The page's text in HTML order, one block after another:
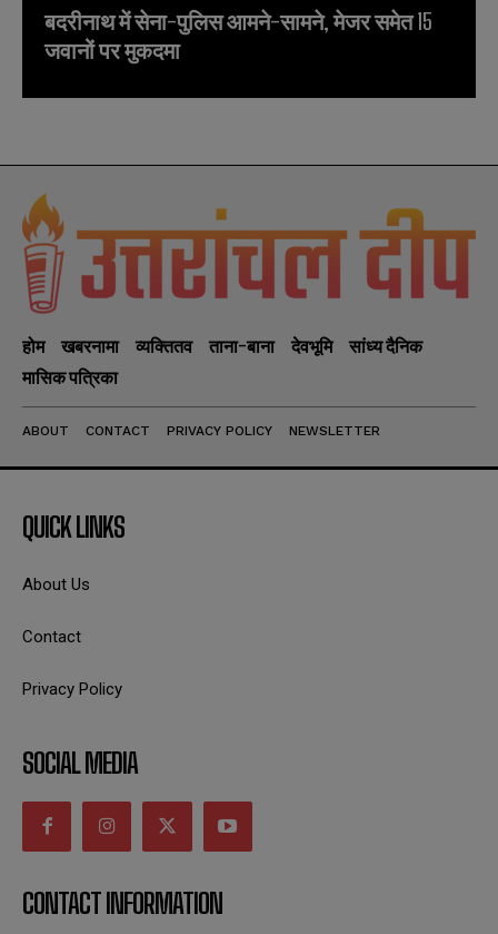
बदरीनाथ में सेना-पुलिस आमने-सामने, मेजर समेत 15
जवानों पर मुकदमा
होम खबरनामा व्यक्तितव ताना-बाना देवभूमि
सांध्य दैनिक
मासिक पत्रिका
ABOUT CONTACT PRIVACY POLICY NEWSLETTER
QUICK LINKS
About Us
Contact
Privacy Policy
SOCIAL MEDIA
CONTACT INFORMATION